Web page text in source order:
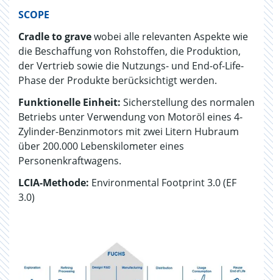
SCOPE
Cradle to gravewobei alle relevanten Aspekte wie
die Beschaffung von Rohstoffen, die Produktion,
der Vertrieb sowie die Nutzungs- und End-of-Life-
Phase der Produkte berücksichtigt werden.
Funktionelle Einheit: Sicherstellung des normalen
Betriebs unter Verwendung von Motoröl eines 4-
Zylinder-Benzinmotors mit zwei Litern Hubraum
über 200.000 Lebenskilometer eines
Personenkraftwagens.
LCIA-Methode: Environmental Footprint 3.0 (EF
3.0)